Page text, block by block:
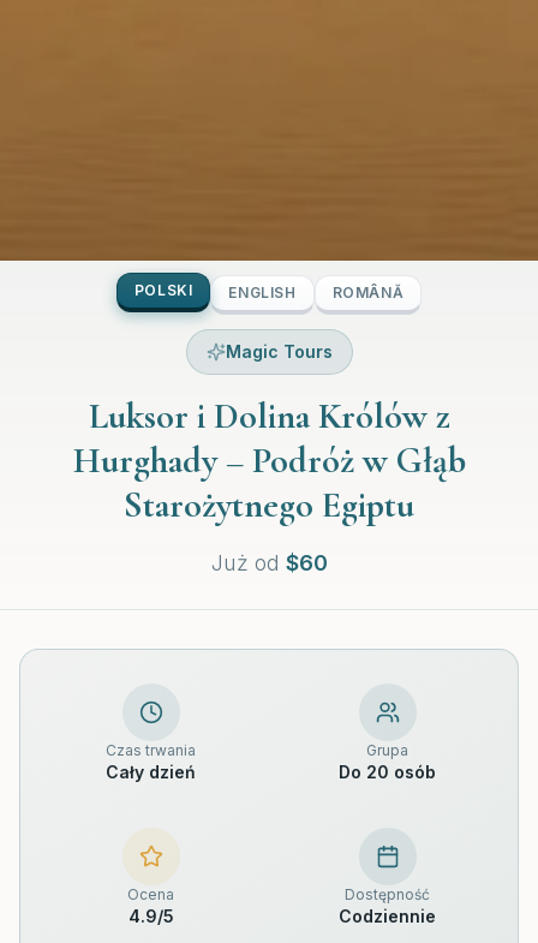
POLSKI ENGLISH ROMÂNĂ
Magic Tours
Luksor i Dolina Królów z
Hurghady – Podróż w Głąb
Starożytnego Egiptu
Już od $60
Czas trwania
Cały dzień
Grupa
Do 20 osób
Ocena
4.9/5
Dostępność
Codziennie